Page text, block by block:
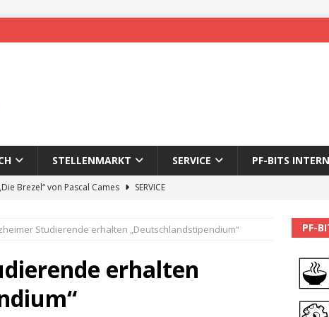
STELLENMARKT SERVICE PF-BITS INTERN
Brezel“ von Pascal Cames
SERVICE
des 65. Fasnetsumzugs Dillweißenstein
Der Mann hinter PF-Bits lebt nicht mehr
Studierende erhalten „Deutschlandstipendium“
erhalten
PF-